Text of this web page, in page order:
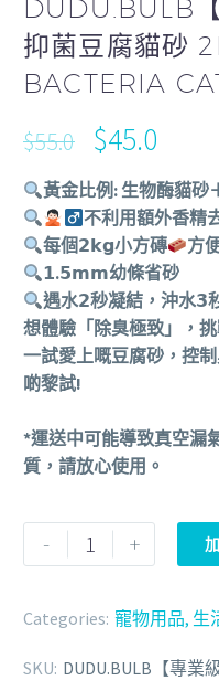
DUDU.BULB
抑菌豆腐貓砂
BACTERIA
$55.0 $45.0
黃金比例: 生物酶貓砂
不利用額外香精
每個𝟮𝗸𝗴小方磚
方
𝟭.𝟱𝗺𝗺幼條省砂
遇水𝟮秒凝結，沖水𝟯
想體驗「除臭極致」，
一試愛上嘅豆腐砂，控
啲黎試!
*運送中可能導致真空漏
質，請放心使用。
- +
Categories: 寵物用品, 生
SKU: DUDU.BULB【專業